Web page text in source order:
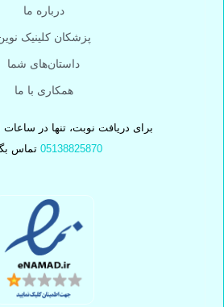
درباره ما
پزشکان کلینیک
داستان‌های شما
همکاری با ما
برای دریافت نوبت، تنها در ساعات
05138825870 تماس